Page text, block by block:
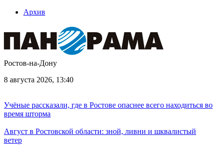
Архив
Ростов-на-Дону
8 августа 2026, 13:40
Учёные рассказали, где в Ростове опаснее всего находиться во
время шторма
Август в Ростовской области: зной, ливни и шквалистый
ветер